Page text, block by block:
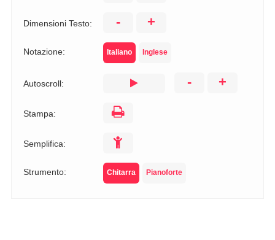
Dimensioni Testo: - +
Notazione: Italiano Inglese
Autoscroll: - +
Stampa:
Semplifica:
Strumento: Chitarra Pianoforte